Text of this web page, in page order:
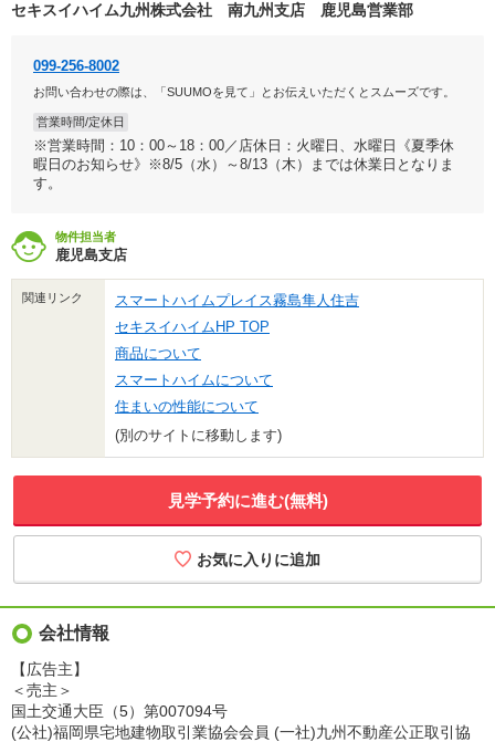
セキスイハイム九州株式会社 南九州支店 鹿児島営業部
099-256-8002
お問い合わせの際は、「SUUMOを見て」とお伝えいただくとスムーズです。
営業時間/定休日
※営業時間：10：00～18：00／店休日：火曜日、水曜日《夏季休
暇日のお知らせ》※8/5（水）～8/13（木）までは休業日となりま
す。
物件担当者
鹿児島支店
関連リンク
スマートハイムプレイス霧島隼人住吉
セキスイハイムHP TOP
商品について
スマートハイムについて
住まいの性能について
(別のサイトに移動します)
見学予約に進む(無料)
会社情報
【広告主】
＜売主＞
国土交通大臣（5）第007094号
(公社)福岡県宅地建物取引業協会会員 (一社)九州不動産公正取引協